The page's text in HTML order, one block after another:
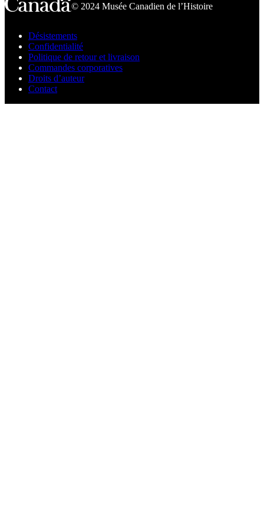
© 2024 Musée Canadien de l’Histoire
Désistements
Confidentialité
Politique de retour et livraison
Commandes corporatives
Droits d’auteur
Contact